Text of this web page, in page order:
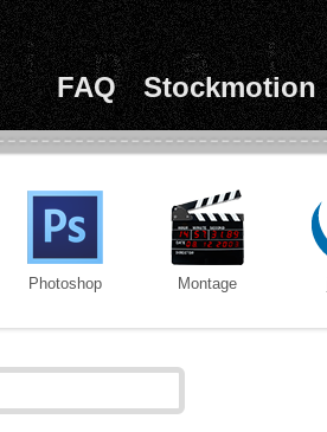
FAQ Stockmotion
Photoshop Montage